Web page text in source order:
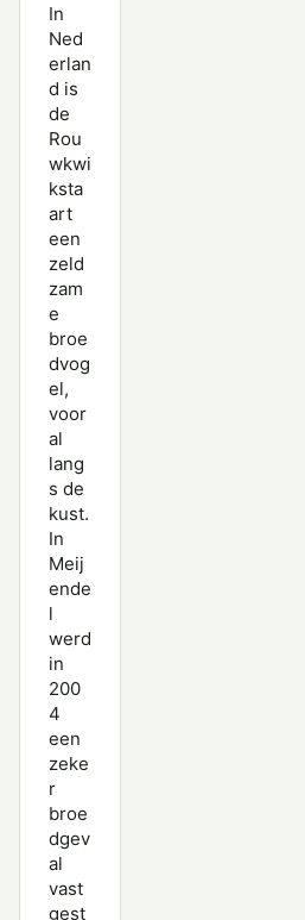
In
Ned
erlan
d is
de
Rou
wkwi
ksta
art
een
zeld
zam
e
broe
dvog
el,
voor
al
lang
s de
kust.
In
Meij
ende
l
werd
in
200
4
een
zeke
r
broe
dgev
al
vast
gest